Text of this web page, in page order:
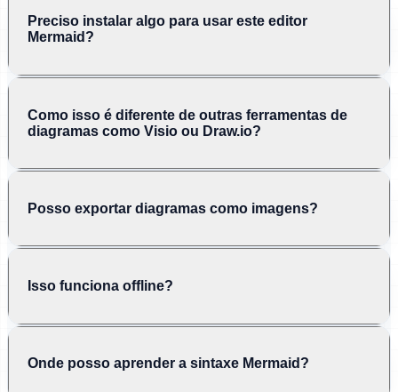
Preciso instalar algo para usar este editor
Mermaid?
Como isso é diferente de outras ferramentas de
diagramas como Visio ou Draw.io?
Posso exportar diagramas como imagens?
Isso funciona offline?
Onde posso aprender a sintaxe Mermaid?